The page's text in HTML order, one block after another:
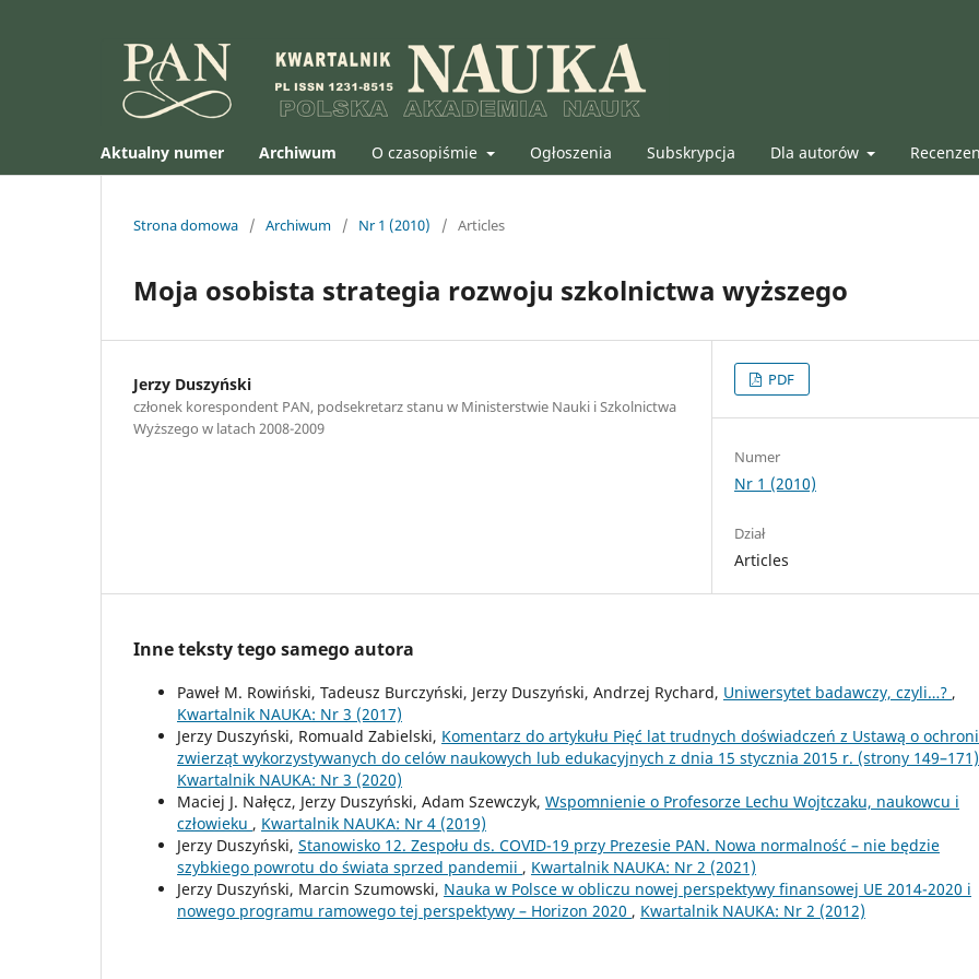
Aktualny numer Archiwum O czasopiśmie Ogłoszenia Subskrypcja Dla autorów
Strona domowa / Archiwum / Nr 1 (2010) / Articles
Moja osobista strategia rozwoju szkolnictwa wyższego
Jerzy Duszyński
członek korespondent PAN, podsekretarz stanu w Ministerstwie Nauki i Szkolnictwa
Wyższego w latach 2008-2009
PDF
Numer
Nr 1 (2010)
Dział
Articles
Inne teksty tego samego autora
Paweł M. Rowiński, Tadeusz Burczyński, Jerzy Duszyński, Andrzej Rychard, Uniwersytet badawczy, czyli…? ,
Kwartalnik NAUKA: Nr 3 (2017)
Jerzy Duszyński, Romuald Zabielski, Komentarz do artykułu Pięć lat trudnych doświadczeń z Ustawą o
zwierząt wykorzystywanych do celów naukowych lub edukacyjnych z dnia 15 stycznia 2015 r. (strony 149–171)
Kwartalnik NAUKA: Nr 3 (2020)
Maciej J. Nałęcz, Jerzy Duszyński, Adam Szewczyk, Wspomnienie o Profesorze Lechu Wojtczaku, naukowcu i
człowieku , Kwartalnik NAUKA: Nr 4 (2019)
Jerzy Duszyński, Stanowisko 12. Zespołu ds. COVID-19 przy Prezesie PAN. Nowa normalność – nie będzie
szybkiego powrotu do świata sprzed pandemii , Kwartalnik NAUKA: Nr 2 (2021)
Jerzy Duszyński, Marcin Szumowski, Nauka w Polsce w obliczu nowej perspektywy finansowej UE 2014-2020 i
nowego programu ramowego tej perspektywy – Horizon 2020 , Kwartalnik NAUKA: Nr 2 (2012)